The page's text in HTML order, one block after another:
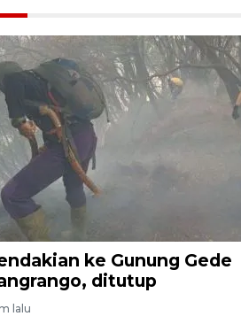
ke Gunung Gede
ditutup
lalu